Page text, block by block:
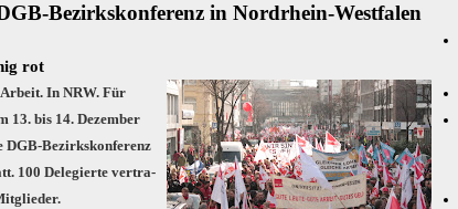
Bezirks­konferenz in Nord­rhein-West­falen
rot
In NRW. Für
13. bis 14. De­zem­ber
DGB-Be­zirks­kon­fe­renz
100 De­le­gier­te ver­tra­